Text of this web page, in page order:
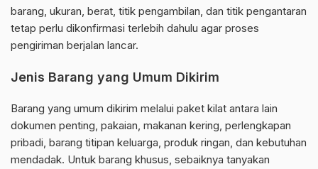
barang, ukuran, berat, titik pengambilan, dan titik pengantaran
tetap perlu dikonfirmasi terlebih dahulu agar proses
pengiriman berjalan lancar.
Jenis Barang yang Umum Dikirim
Barang yang umum dikirim melalui paket kilat antara lain
dokumen penting, pakaian, makanan kering, perlengkapan
pribadi, barang titipan keluarga, produk ringan, dan kebutuhan
mendadak. Untuk barang khusus, sebaiknya tanyakan